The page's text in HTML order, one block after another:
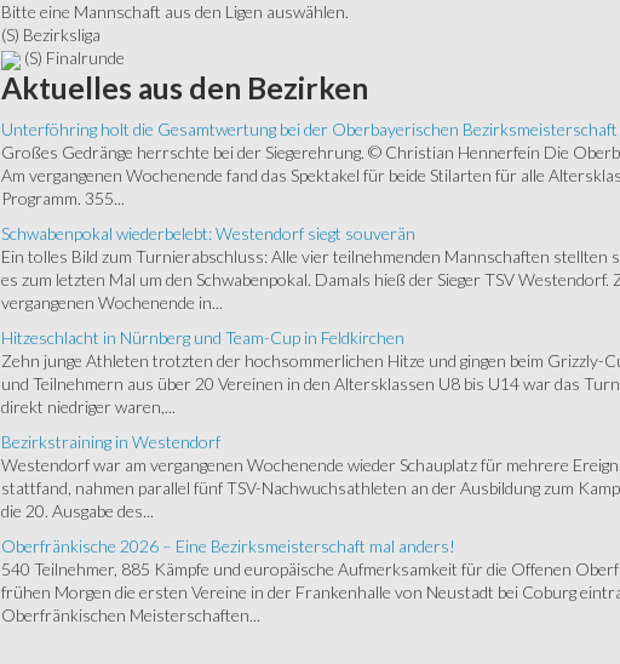
Bitte eine Mannschaft aus den Ligen auswählen.
(S) Bezirksliga
(S) Finalrunde
Aktuelles aus den Bezirken
Unterföhring holt die Gesamtwertung bei der Oberbayerischen Bezirksmeisterschaft
Großes Gedränge herrschte bei der Siegerehrung. © Christian Hennerfein Die
Am vergangenen Wochenende fand das Spektakel für beide Stilarten für alle
Programm. 355...
Schwabenpokal wiederbelebt: Westendorf siegt souverän
Ein tolles Bild zum Turnierabschluss: Alle vier teilnehmenden Mannschaften stellten
es zum letzten Mal um den Schwabenpokal. Damals hieß der Sieger TSV
vergangenen Wochenende in...
Hitzeschlacht in Nürnberg und Team-Cup in Feldkirchen
Zehn junge Athleten trotzten der hochsommerlichen Hitze und gingen beim Grizzly-
und Teilnehmern aus über 20 Vereinen in den Altersklassen U8 bis U14 war das
direkt niedriger waren,...
Bezirkstraining in Westendorf
Westendorf war am vergangenen Wochenende wieder Schauplatz für mehrere
stattfand, nahmen parallel fünf TSV-Nachwuchsathleten an der Ausbildung zum
die 20. Ausgabe des...
Oberfränkische 2026 – Eine Bezirksmeisterschaft mal anders!
540 Teilnehmer, 885 Kämpfe und europäische Aufmerksamkeit für die Offenen
frühen Morgen die ersten Vereine in der Frankenhalle von Neustadt bei Coburg
Oberfränkischen Meisterschaften...